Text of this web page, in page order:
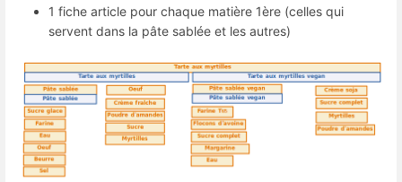
1 fiche article pour chaque matière 1ère (celles qui
servent dans la pâte sablée et les autres)